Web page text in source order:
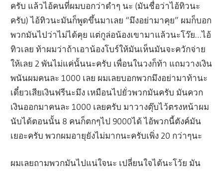
ครับ แล้วไอ้คนที่ผมบอกว่าดำๆ นะ (มันชื่อว่าไอ้ทิวนะ
ครับ) ไอ้ทิวนะมันก็พูดขึ้นมาเลย “มึงอย่ามาคุย” ผมก็บอก
พวกมันไปว่าไม่ได้คุย แต่กูล่อน้องเขามาแล้วนะโว๊ย…ไอ้
ทิวเลย ท้าผมว่าถ้าเอาน้องโบร์ให้มันเห็นมันจะควักจ่าย
ให้เลย 2 พันไม่แค่นั้นนะครับ เพื่อนในวงก็ท้า แถมวางเงิน
พนันผมคนละ 1000 เลย ผมเลยบอกพวกมึงอย่ามาท้านะ
เดี๋ยวเสียเงินฟรีนะมึง เหมือนไปยั่วพวกมันครับ มันควก
เงินออกมาคนละ 1000 เลยครับ มาวางตุ๊บไว้ตรงหน้าผม
นับได้ตอนนั้น 8 คนก็ตกๆไป 9000ได้ ไอ้พวกนี้ตังค์มัน
เยอะครับ พวกผมอายุยังไม่มากนะครับเพิ่ง 20 กว่าๆนะ
ผมเลยถามพวกมันไปแน่ใจนะ เปลี่ยนใจได้นะโว้ย มัน